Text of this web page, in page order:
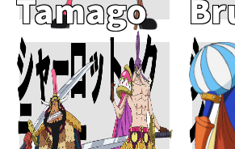
Tamago
シャーロット・ク
ラッカー
Add To Cart シ
イ
Add